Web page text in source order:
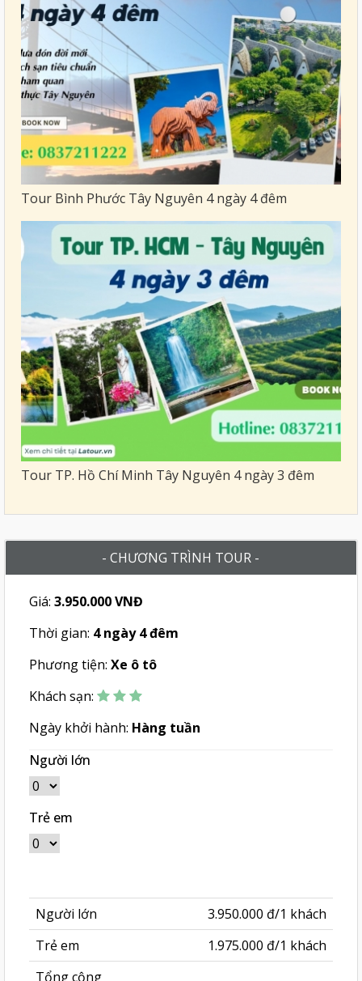
Tour Bình Phước Tây Nguyên 4 ngày 4 đêm
Tour TP. Hồ Chí Minh Tây Nguyên 4 ngày 3 đêm
- CHƯƠNG TRÌNH TOUR -
Giá: 3.950.000 VNĐ
Thời gian: 4 ngày 4 đêm
Phương tiện: Xe ô tô
Khách sạn:
Ngày khởi hành: Hàng tuần
Người lớn
Trẻ em
Người lớn
3.950.000 đ/1 khách
Trẻ em
1.975.000 đ/1 khách
Tổng cộng